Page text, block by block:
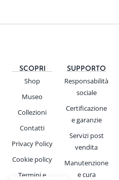
SCOPRI
Shop
Museo
Collezioni
Contatti
Privacy Policy
Cookie policy
Termini e
SUPPORTO
Responsabilità
sociale
Certificazione
e garanzie
Servizi post
vendita
Manutenzione
e cura